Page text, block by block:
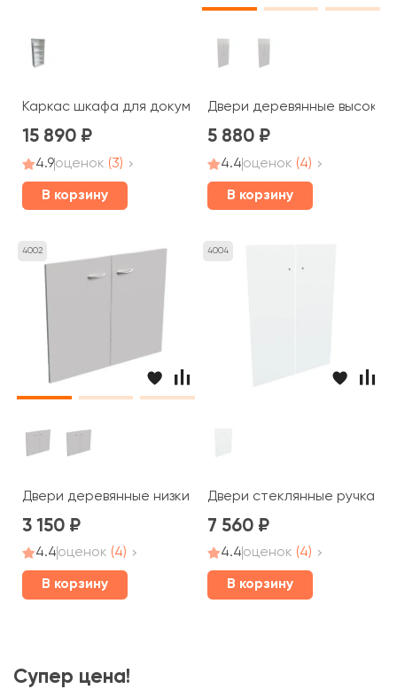
Каркас шкафа для документов 80x36x183,5 STEEL EVO
15 890
4.9оценок (3)
В корзину
Двери деревянные высокие
5 880
4.4оценок (4)
В корзину
4002
Двери деревянные низкие без замка ручка скоба
3 150
4.4оценок (4)
В корзину
4004
Двери стеклянные ручка
7 560
4.4оценок (4)
В корзину
Супер цена!